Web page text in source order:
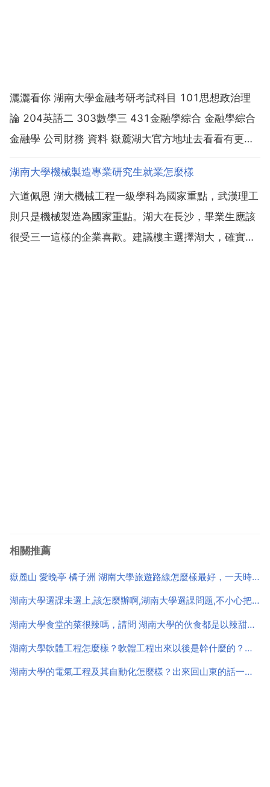
灑灑看你 湖南大學金融考研考試科目 101思想政治理
論 204英語二 303數學三 431金融學綜合 金融學綜合
金融學 公司財務 資料 嶽麓湖大官方地址去看看有更詳
民大學出版社第2版 金融市場學 馬君璐 陳平 科學出版
社 金融市場學 陳雨露 中國...
湖南大學機械製造專業研究生就業怎麼樣
六道佩恩 湖大機械工程一級學科為國家重點，武漢理工
則只是機械製造為國家重點。湖大在長沙，畢業生應該
很受三一這樣的企業喜歡。建議樓主選擇湖大，確實整
相關推薦
嶽麓山 愛晚亭 橘子洲 湖南大學旅遊路線怎麼樣最好，一天時間，晚上還要回到火車站
湖南大學選課未選上,該怎麼辦啊,湖南大學選課問題,不小心把必修課退選了,怎麼才能在選上
湖南大學食堂的菜很辣嗎，請問 湖南大學的伙食都是以辣甜為主的麼？
湖南大學軟體工程怎麼樣？軟體工程出來以後是幹什麼的？學校情況
湖南大學的電氣工程及其自動化怎麼樣？出來回山東的話一般年薪多少？考研的